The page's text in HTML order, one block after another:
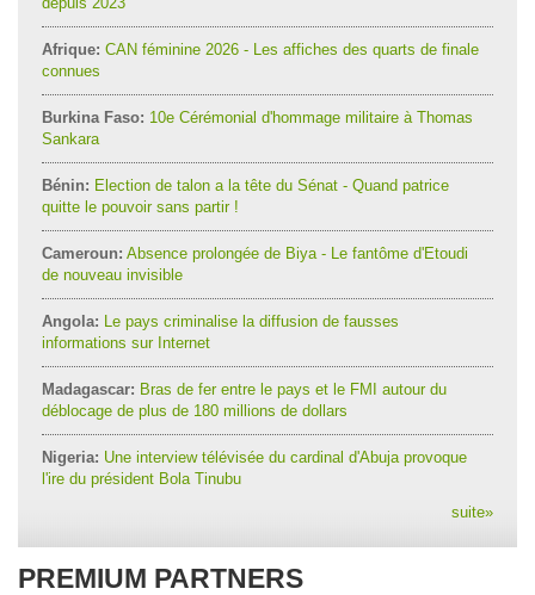
Afrique: CAN féminine 2026 - Les affiches des quarts de finale
connues
Burkina Faso: 10e Cérémonial d'hommage militaire à Thomas
Sankara
Bénin: Election de talon a la tête du Sénat - Quand patrice
quitte le pouvoir sans partir !
Cameroun: Absence prolongée de Biya - Le fantôme d'Etoudi
de nouveau invisible
Angola: Le pays criminalise la diffusion de fausses
informations sur Internet
Madagascar: Bras de fer entre le pays et le FMI autour du
déblocage de plus de 180 millions de dollars
Nigeria: Une interview télévisée du cardinal d'Abuja provoque
l'ire du président Bola Tinubu
suite»
PREMIUM PARTNERS